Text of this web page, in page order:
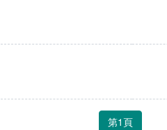
第1頁